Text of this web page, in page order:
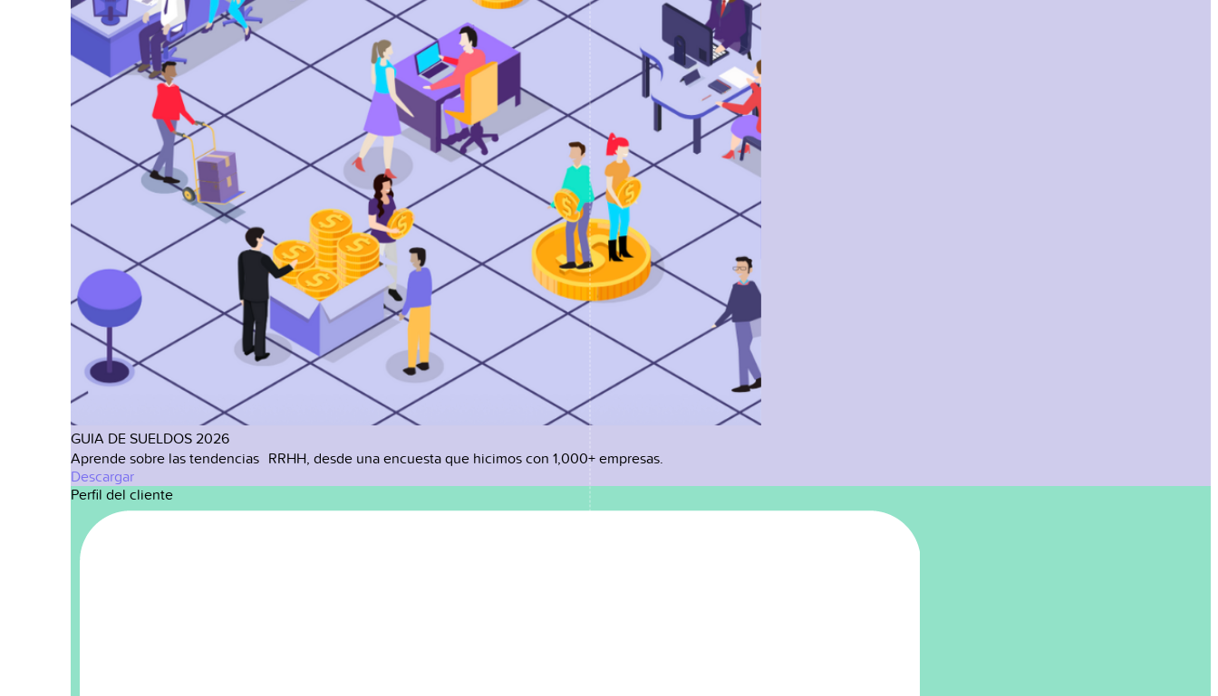
GUIA DE SUELDOS 2026
Aprende sobre las tendencias RRHH, desde una encuesta que hicimos con 1,000+ empresas.
Descargar
Perfil del cliente